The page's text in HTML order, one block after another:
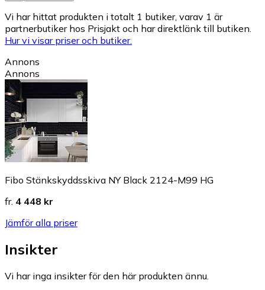
Vi har hittat produkten i totalt 1 butiker, varav 1 är
partnerbutiker hos Prisjakt och har direktlänk till butiken.
Hur vi visar priser och butiker.
Annons
Annons
Fibo Stänkskyddsskiva NY Black 2124-M99 HG
fr. 4 448 kr
Jämför alla priser
Insikter
Vi har inga insikter för den här produkten ännu.